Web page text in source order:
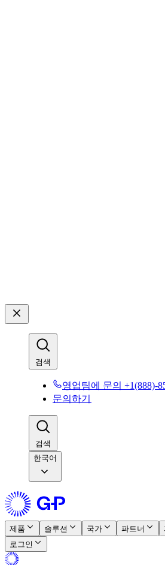
검색​​
영업팀에 문의 +1(888)-
문의하기​​
검색​​
한국어
제품​​ 솔루션​​ 국가​​ 파트너​​
로그인​​